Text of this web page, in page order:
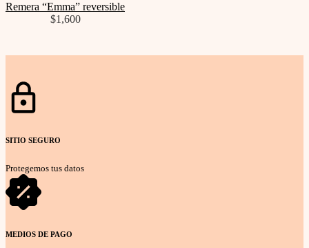
Seleccionar opciones
Remera “Emma” reversible
$1,600
SITIO SEGURO
Protegemos tus datos
MEDIOS DE PAGO